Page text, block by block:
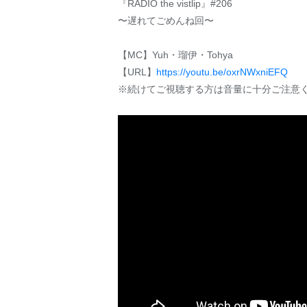
『RADIO the vistlip』#206
〜遅れてごめんね回〜
【MC】Yuh・瑠伊・Tohya
【URL】 https://youtu.be/oxrNWxniEFQ
※続けてご視聴する方は音量に十分ご注意